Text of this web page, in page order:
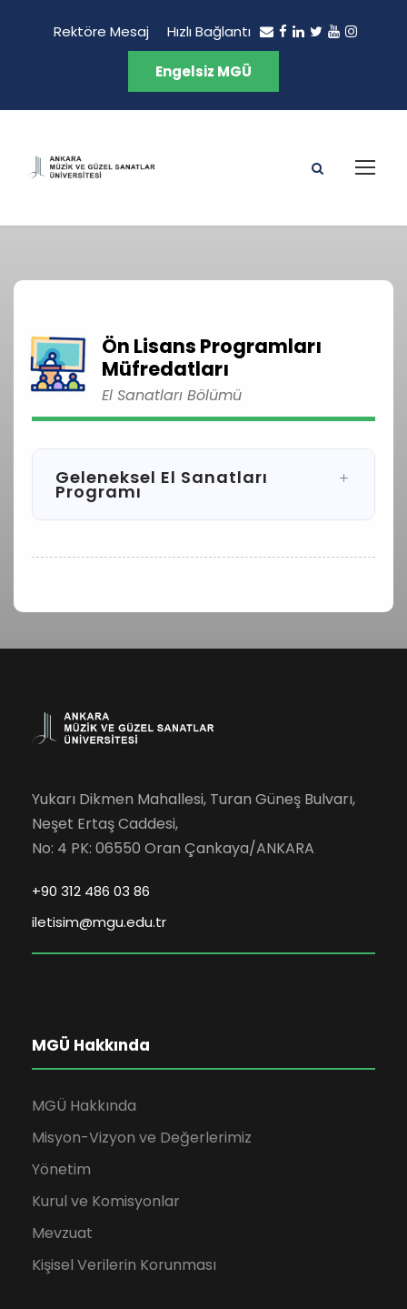
Rektöre Mesaj Hızlı Bağlantı
Engelsiz MGÜ
Ön Lisans Programları
Müfredatları
El Sanatları Bölümü
Geleneksel El Sanatları
Programı
Yukarı Dikmen Mahallesi, Turan Güneş Bulvarı,
Neşet Ertaş Caddesi,
No: 4 PK: 06550 Oran Çankaya/ANKARA
+90 312 486 03 86
iletisim@mgu.edu.tr
MGÜ Hakkında
MGÜ Hakkında
Misyon-Vizyon ve Değerlerimiz
Yönetim
Kurul ve Komisyonlar
Mevzuat
Kişisel Verilerin Korunması